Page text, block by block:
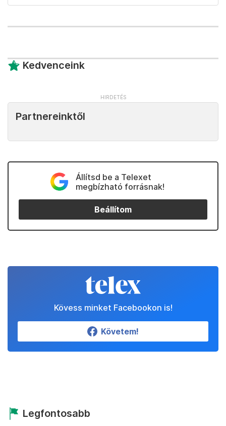
Kedvenceink
Partnereinktől
Állítsd be a Telexet
megbízható forrásnak!
Beállítom
Kövess minket Facebookon is!
Követem!
Legfontosabb